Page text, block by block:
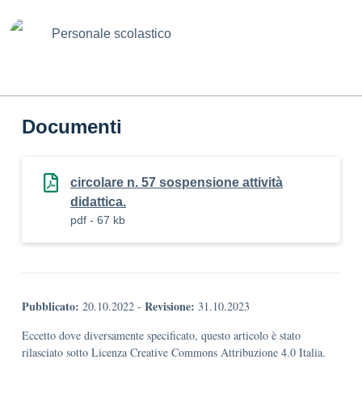
Personale scolastico
Documenti
circolare n. 57 sospensione attività
didattica.
pdf - 67 kb
Pubblicato: 20.10.2022 - Revisione: 31.10.2023
Eccetto dove diversamente specificato, questo articolo è stato
rilasciato sotto Licenza Creative Commons Attribuzione 4.0 Italia.